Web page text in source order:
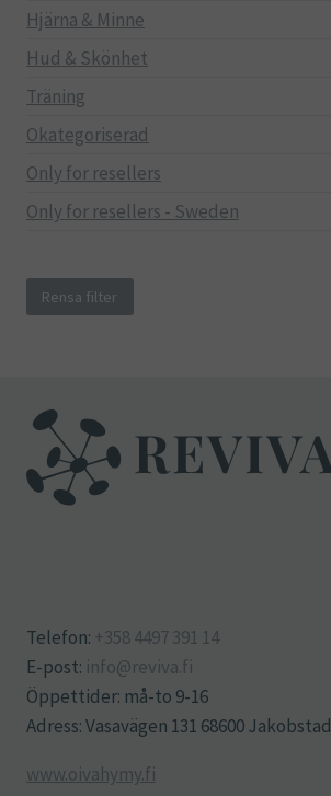
Hjärna & Minne
Hud & Skönhet
Träning
Okategoriserad
Only for resellers
Only for resellers - Sweden
Rensa filter
Telefon: +358 4497 391 14
E-post: info@reviva.fi
Öppettider: må-to 9-16
Adress: Vasavägen 131 68600 Jakobstad
www.oivahymy.fi